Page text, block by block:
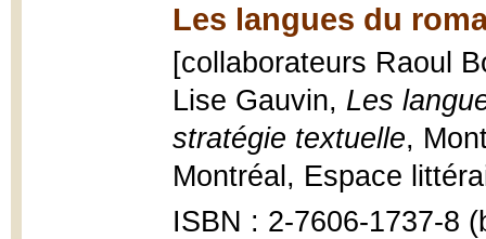
Les langues du
[collaborateurs Raoul
Lise Gauvin, Les
stratégie textuelle,
Montréal, Espace
ISBN : 2-7606-1737-8